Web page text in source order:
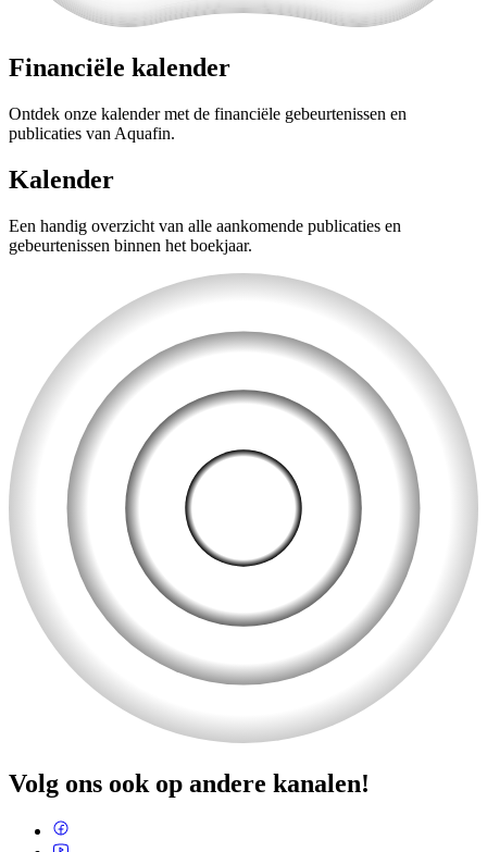
Financiële kalender
Ontdek onze kalender met de financiële gebeurtenissen en
publicaties van Aquafin.
Kalender
Een handig overzicht van alle aankomende publicaties en
gebeurtenissen binnen het boekjaar.
Volg ons ook op andere kanalen!